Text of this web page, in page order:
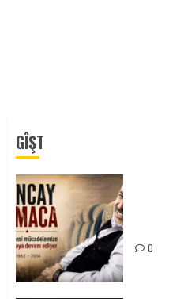
GÎŞT
0